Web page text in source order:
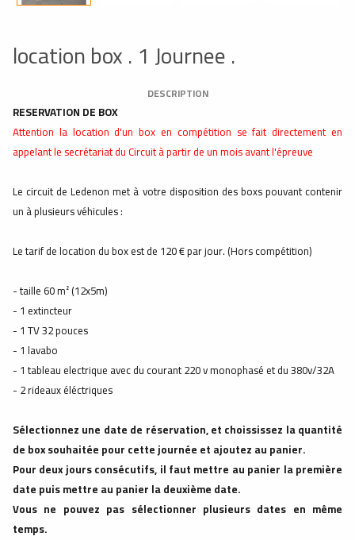
location box . 1 Journee .
DESCRIPTION
RESERVATION DE BOX
Attention la location d'un box en compétition se fait directement en
appelant le secrétariat du Circuit à partir de un mois avant l'épreuve
Le circuit de Ledenon met à votre disposition des boxs pouvant contenir
un à plusieurs véhicules :
Le tarif de location du box est de 120 € par jour. (Hors compétition)
- taille 60 m² (12x5m)
- 1 extincteur
- 1 TV 32 pouces
- 1 lavabo
- 1 tableau electrique avec du courant 220 v monophasé et du 380v/32A
- 2 rideaux éléctriques
Sélectionnez une date de réservation, et choississez la quantité
de box souhaitée pour cette journée et ajoutez au panier.
Pour deux jours consécutifs, il faut mettre au panier la première
date puis mettre au panier la deuxième date.
Vous ne pouvez pas sélectionner plusieurs dates en même
temps.